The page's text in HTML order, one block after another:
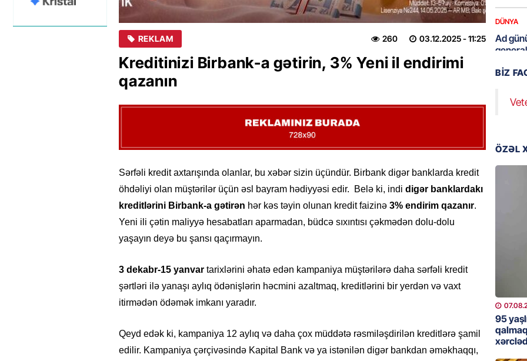
REKLAM 03.12.2025- 11:25
260
Kreditinizi Birbank-a gətirin, 3% Yeni il endirimi
qazanın
Sərfəli kredit axtarışında olanlar, bu xəbər sizin üçündür. Birbank digər banklarda kredit
öhdəliyi olan müştərilər üçün əsl bayram hədiyyəsi edir. Belə ki, indi digər banklardakı
kreditlərini Birbank-a gətirən hər kəs təyin olunan kredit faizinə 3% endirim qazanır.
Yeni ili çətin maliyyə hesabatları aparmadan, büdcə sıxıntısı çəkmədən dolu-dolu
yaşayın deyə bu şansı qaçırmayın.
3 dekabr-15 yanvar tarixlərini əhatə edən kampaniya müştərilərə daha sərfəli kredit
şərtləri ilə yanaşı aylıq ödənişlərin həcmini azaltmaq, kreditlərini bir yerdən və vaxt
itirmədən ödəmək imkanı yaradır.
Qeyd edək ki, kampaniya 12 aylıq və daha çox müddətə rəsmiləşdirilən kreditlərə şamil
edilir. Kampaniya çərçivəsində Kapital Bank və ya istənilən digər bankdan əməkhaqqı,
DÜNYA
Ad
95
Çin
MANŞET
“Birgə
BIZ
ÖZƏL
95